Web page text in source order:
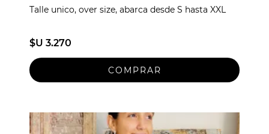
Talle unico, over size, abarca desde S hasta XXL
$U 3.270